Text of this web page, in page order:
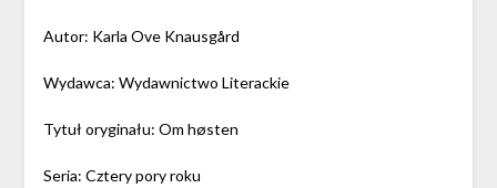
Autor: Karla Ove Knausgård
Wydawca: Wydawnictwo Literackie
Tytuł oryginału: Om høsten
Seria: Cztery pory roku